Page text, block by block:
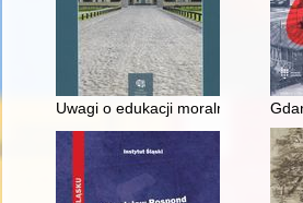
Uwagi o edukacji moralnej synów